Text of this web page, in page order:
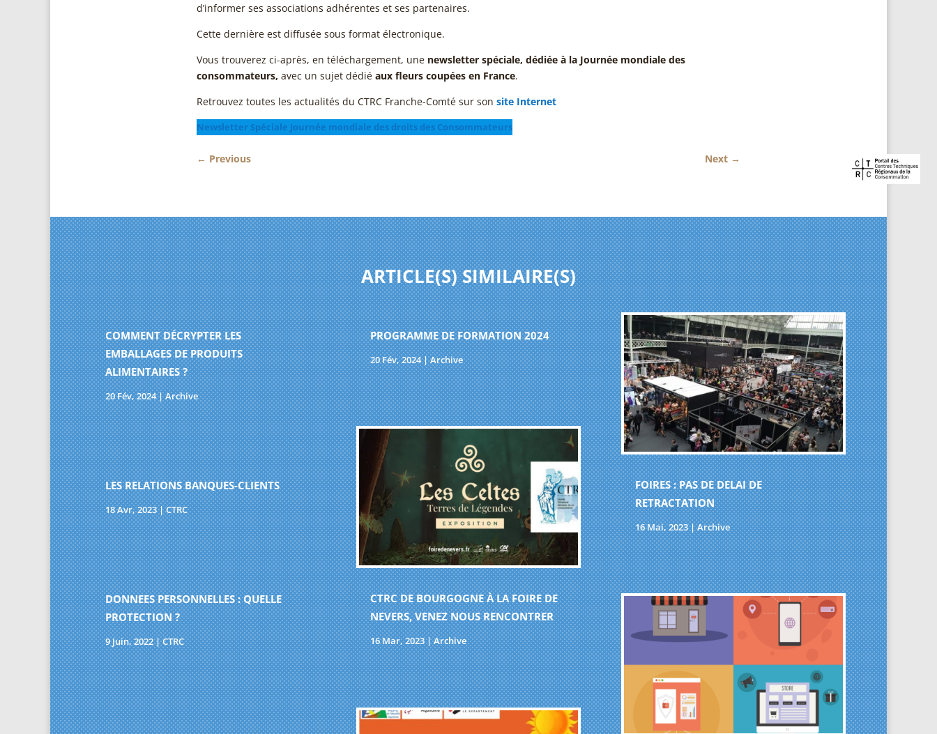
d’informer ses associations adhérentes et ses partenaires.
Cette dernière est diffusée sous format électronique.
Vous trouverez ci-après, en téléchargement, une newsletter spéciale, dédiée à la Journée mondiale des
consommateurs, avec un sujet dédié aux fleurs coupées en France.
Retrouvez toutes les actualités du CTRC Franche-Comté sur son site Internet
Newsletter Spéciale Journée mondiale des droits des Consommateurs
← Previous Next →
ARTICLE(S) SIMILAIRE(S)
COMMENT DÉCRYPTER LES
EMBALLAGES DE PRODUITS
ALIMENTAIRES ?
20 Fév, 2024|Archive
LES RELATIONS BANQUES-CLIENTS
18 Avr, 2023|CTRC
DONNEES PERSONNELLES : QUELLE
PROTECTION ?
9 Juin, 2022|CTRC
PROGRAMME DE FORMATION 2024
20 Fév, 2024|Archive
CTRC DE BOURGOGNE À LA FOIRE DE
NEVERS, VENEZ NOUS RENCONTRER
16 Mar, 2023|Archive
FOIRES : PAS DE DELAI DE
RETRACTATION
16 Mai, 2023|Archive